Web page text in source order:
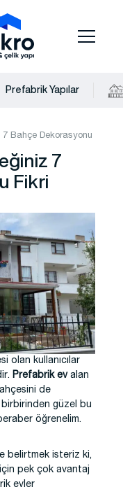
Prefabrik Yapılar
Bahçe Dekorasyonu Fikri
7
Fikri
olan kullanıcılar
Prefabrik evalan
de
güzel bu
öğrenelim.
belirtmek isteriz ki,
pek çok avantaj
evler